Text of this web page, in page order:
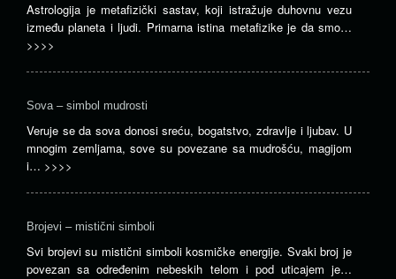
Astrologija je metafizički sastav, koji istražuje duhovnu vezu
između planeta i ljudi. Primarna istina metafizike je da smo…
>>>>
Sova – simbol mudrosti
Veruje se da sova donosi sreću, bogatstvo, zdravlje i ljubav. U
mnogim zemljama, sove su povezane sa mudrošću, magijom
i… >>>>
Brojevi – mistični simboli
Svi brojevi su mistični simboli kosmičke energije. Svaki broj je
povezan sa određenim nebeskih telom i pod uticajem je…